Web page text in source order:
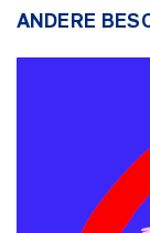
ANDERE